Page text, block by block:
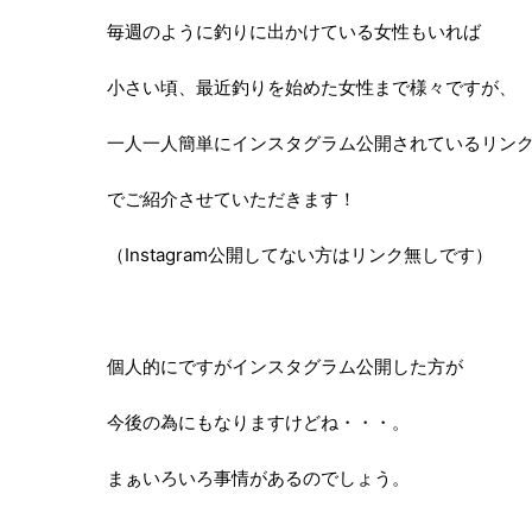
毎週のように釣りに出かけている女性もいれば
小さい頃、最近釣りを始めた女性まで様々ですが、
一人一人簡単にインスタグラム公開されているリン
でご紹介させていただきます！
（Instagram公開してない方はリンク無しです）
個人的にですがインスタグラム公開した方が
今後の為にもなりますけどね・・・。
まぁいろいろ事情があるのでしょう。